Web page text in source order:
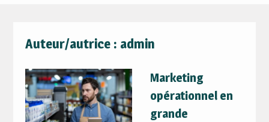
Auteur/autrice : admin
Marketing
opérationnel en
grande